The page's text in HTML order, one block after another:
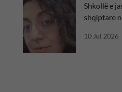
Shkollë e
shqiptare
10 Jul 2026